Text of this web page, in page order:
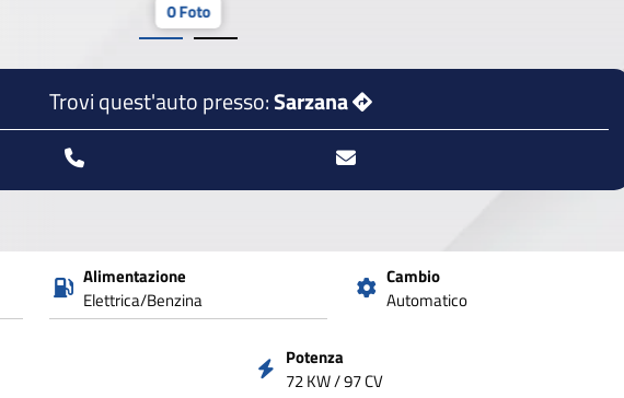
0 Foto
Trovi quest'auto presso:Sarzana
Alimentazione
Elettrica/Benzina
Cambio
Automatico
Potenza
72 KW / 97 CV